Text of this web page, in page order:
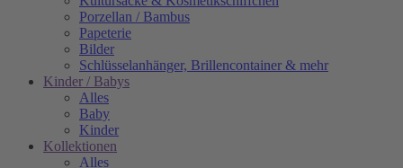
Porzellan / Bambus
Papeterie
Bilder
Schlüsselanhänger, Brillencontainer & mehr
Kinder / Babys
Alles
Baby
Kinder
Kollektionen
Alles